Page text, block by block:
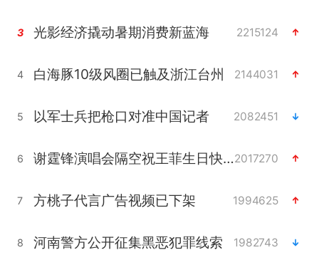
3 光影经济撬动暑期消费新蓝海 2215124
4 白海豚10级风圈已触及浙江台州 2144031
5 以军士兵把枪口对准中国记者 2082451
6 谢霆锋演唱会隔空祝王菲生日快乐2017270
7 方桃子代言广告视频已下架 1994625
8 河南警方公开征集黑恶犯罪线索 1982743